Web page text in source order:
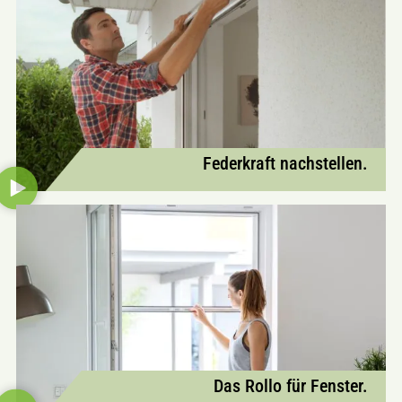
Federkraft nachstellen.
Das Rollo für Fenster.